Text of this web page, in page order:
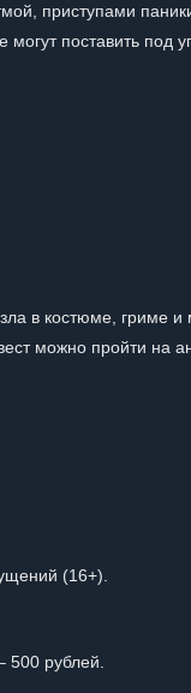
приступами
поставить под
в костюме, гриме
можно пройти на
(16+).
500 рублей.